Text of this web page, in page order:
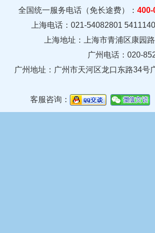
全国统一服务电话（免长途费）： 400-
上海电话：021-54082801
上海地址：上海市青浦区康
广州电话：020-
广州地址： 广州市天河区龙口东路34
客服咨询：